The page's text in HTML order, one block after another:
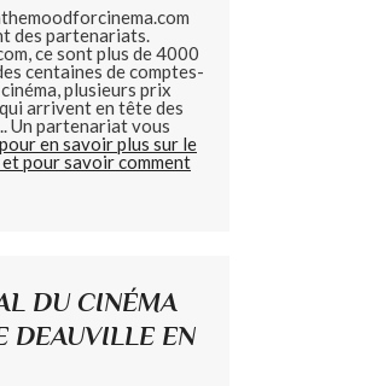
des partenariats.
ce sont plus de 4000
centaines de comptes-
plusieurs prix
arrivent en tête des
Un partenariat vous
en savoir plus sur le
pour savoir comment
DU CINÉMA
DEAUVILLE EN